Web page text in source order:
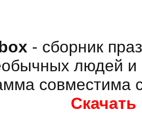
- сборник
людей и
совместима